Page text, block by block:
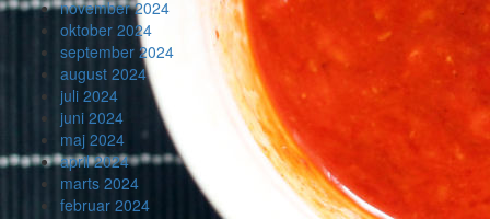
november 2024
oktober 2024
september 2024
august 2024
juli 2024
juni 2024
maj 2024
april 2024
marts 2024
februar 2024